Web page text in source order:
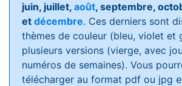
juin, juillet, août, septembre,
et décembre. Ces derniers sont
thèmes de couleur (bleu, violet et
plusieurs versions (vierge, avec
numéros de semaines). Vous
télécharger au format pdf ou jpg